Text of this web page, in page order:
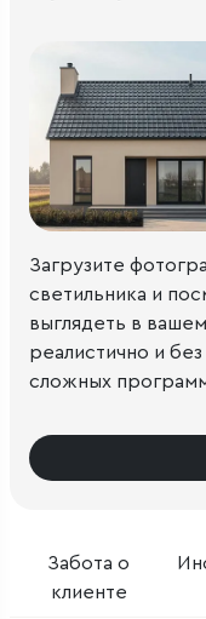
Забота о
клиенте
Загрузите
светильника и
выглядеть в
реалистично и
сложных